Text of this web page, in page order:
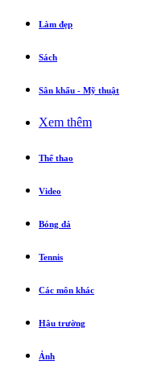
Làm đẹp
Sách
Sân khấu - Mỹ thuật
Xem thêm
Thể thao
Video
Bóng đá
Tennis
Các môn khác
Hậu trường
Ảnh